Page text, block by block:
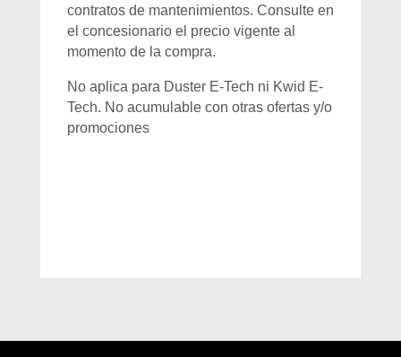
contratos de mantenimientos. Consulte en
el concesionario el precio vigente al
momento de la compra.
No aplica para Duster E-Tech ni Kwid E-
Tech. No acumulable con otras ofertas y/o
promociones